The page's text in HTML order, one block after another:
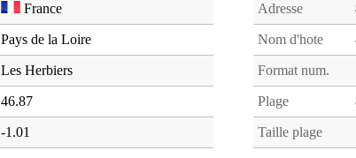
France
Pays de la Loire
Les Herbiers
46.87
-1.01
Adresse
Nom d'hote
Format num.
Plage
Taille plage